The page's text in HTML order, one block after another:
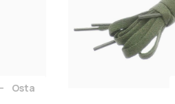
Lisää Kengännauhat -
Osta